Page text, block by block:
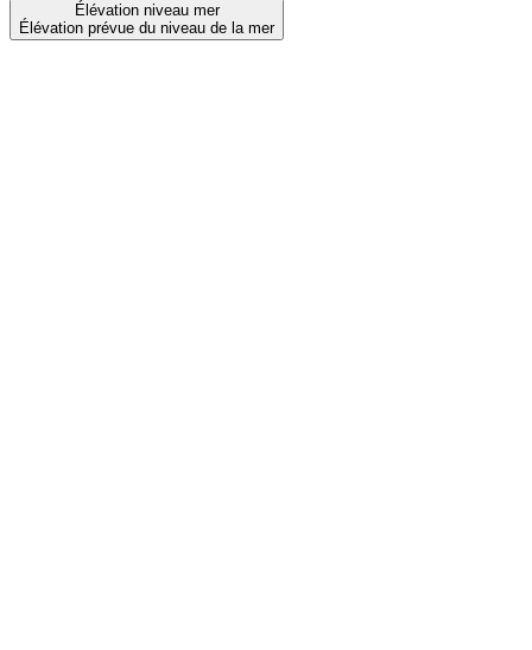
Élévation niveau mer
Élévation prévue du niveau de la mer